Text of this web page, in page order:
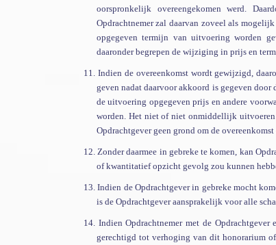
oorspronkelijk overeengekomen werd.
Opdrachtnemer zal daarvan zoveel als
opgegeven termijn van uitvoering worden
daaronder begrepen de wijziging in prijs en
11. Indien de overeenkomst wordt gewijzigd,
geven nadat daarvoor akkoord is gegeven door
de uitvoering opgegeven prijs en andere
worden. Het niet of niet onmiddellijk uitvoeren
Opdrachtgever geen grond om de
12.Zonder daarmee in gebreke te komen, kan
of kwantitatief opzicht gevolg zou kunnen
13.Indien de Opdrachtgever in gebreke mocht
is de Opdrachtgever aansprakelijk voor alle
14. Indien Opdrachtnemer met de
gerechtigd tot verhoging van dit honorarium